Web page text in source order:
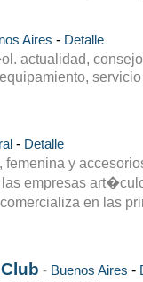
Aires - Detalle
actualidad,
- Detalle
femenina y
empresas
en las
- Buenos Aires -